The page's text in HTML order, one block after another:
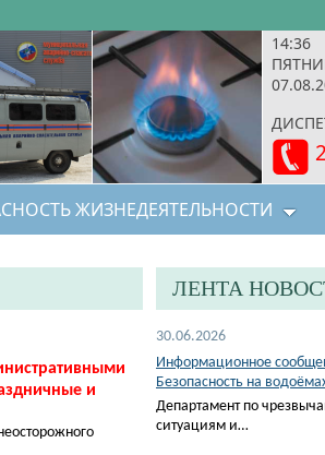
14:36
ЖИЗНЕДЕЯТЕЛЬНОСТИ
и
ЛЕНТА
30.06.2026
Информационное
Безопасность на
Департамент по
ситуациям и…